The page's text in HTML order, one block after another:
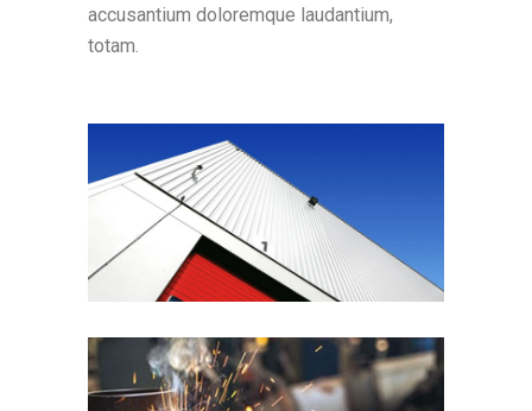
accusantium doloremque laudantium,
totam.